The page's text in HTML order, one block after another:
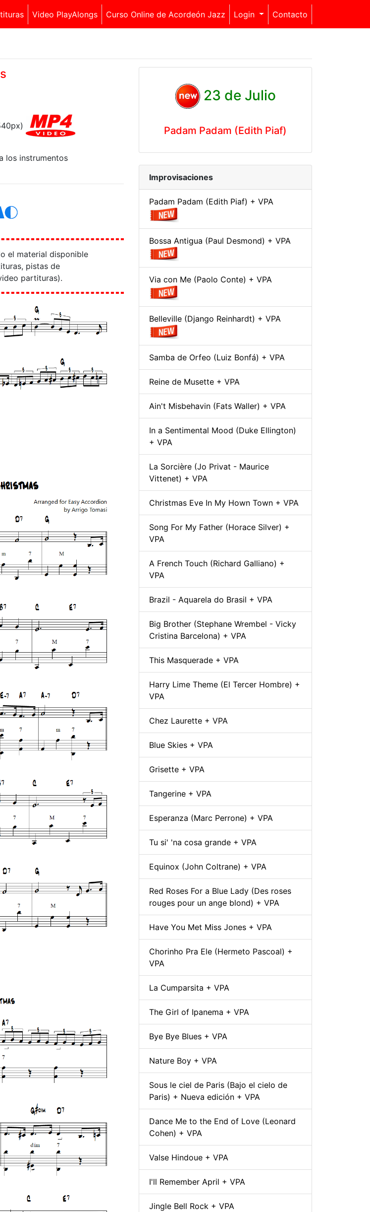
Video PlayAlongs Curso Online de Acordeón Jazz Login Contacto
los instrumentos
el material disponible
pistas de
partituras).
23 de Julio
Padam Padam (Edith Piaf)
Improvisaciones
Padam Padam (Edith Piaf) + VPA
Bossa Antigua (Paul Desmond) + VPA
Via con Me (Paolo Conte) + VPA
Belleville (Django Reinhardt) + VPA
Samba de Orfeo (Luiz Bonfá) + VPA
Reine de Musette + VPA
Ain't Misbehavin (Fats Waller) + VPA
In a Sentimental Mood (Duke Ellington)
+ VPA
La Sorcière (Jo Privat - Maurice
Vittenet) + VPA
Christmas Eve In My Hown Town + VPA
Song For My Father (Horace Silver) +
VPA
A French Touch (Richard Galliano) +
VPA
Brazil - Aquarela do Brasil + VPA
Big Brother (Stephane Wrembel - Vicky
Cristina Barcelona) + VPA
This Masquerade + VPA
Harry Lime Theme (El Tercer Hombre) +
VPA
Chez Laurette + VPA
Blue Skies + VPA
Grisette + VPA
Tangerine + VPA
Esperanza (Marc Perrone) + VPA
Tu si' 'na cosa grande + VPA
Equinox (John Coltrane) + VPA
Red Roses For a Blue Lady (Des roses
rouges pour un ange blond) + VPA
Have You Met Miss Jones + VPA
Chorinho Pra Ele (Hermeto Pascoal) +
VPA
La Cumparsita + VPA
The Girl of Ipanema + VPA
Bye Bye Blues + VPA
Nature Boy + VPA
Sous le ciel de Paris (Bajo el cielo de
Paris) + Nueva edición + VPA
Dance Me to the End of Love (Leonard
Cohen) + VPA
Valse Hindoue + VPA
I'll Remember April + VPA
Jingle Bell Rock + VPA